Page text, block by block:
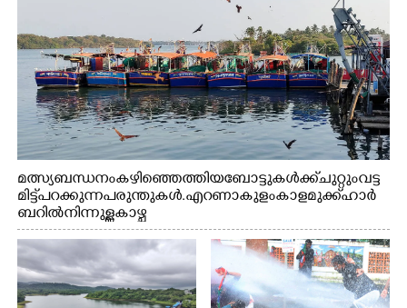
മത്സ്യബന്ധനം കഴിഞ്ഞെത്തിയ ബോട്ടുകൾക്ക് ചുറ്റും വട്ട
മിട്ട് പറക്കുന്ന പരുന്തുകൾ. എറണാകുളം കാളമുക്ക് ഹാർ
ബറിൽ നിന്നുള്ള കാഴ്ച